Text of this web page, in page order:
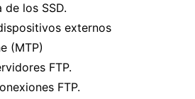
los SSD.
externos
(MTP)
FTP.
FTP.